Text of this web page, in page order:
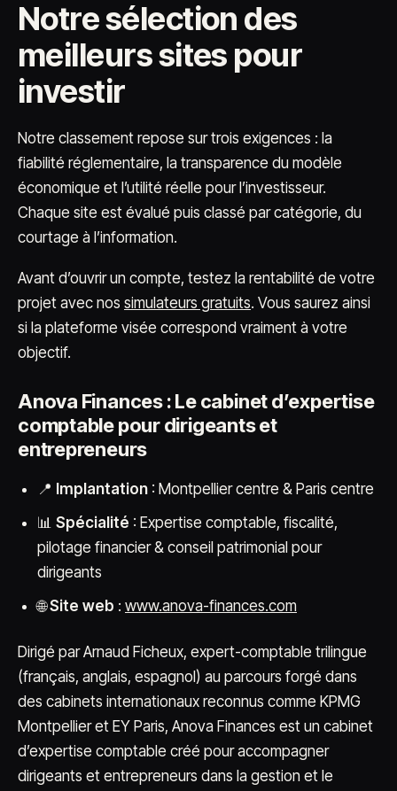
Notre sélection des
meilleurs sites pour
investir
Notre classement repose sur trois exigences : la
fiabilité réglementaire, la transparence du modèle
économique et l’utilité réelle pour l’investisseur.
Chaque site est évalué puis classé par catégorie, du
courtage à l’information.
Avant d’ouvrir un compte, testez la rentabilité de votre
projet avec nos simulateurs gratuits. Vous saurez ainsi
si la plateforme visée correspond vraiment à votre
objectif.
Anova Finances : Le cabinet d’expertise
comptable pour dirigeants et
entrepreneurs
📍 Implantation : Montpellier centre & Paris centre
📊 Spécialité : Expertise comptable, fiscalité,
pilotage financier & conseil patrimonial pour
dirigeants
🌐Site web : www.anova-finances.com
Dirigé par Arnaud Ficheux, expert-comptable trilingue
(français, anglais, espagnol) au parcours forgé dans
des cabinets internationaux reconnus comme KPMG
Montpellier et EY Paris, Anova Finances est un cabinet
d’expertise comptable créé pour accompagner
dirigeants et entrepreneurs dans la gestion et le